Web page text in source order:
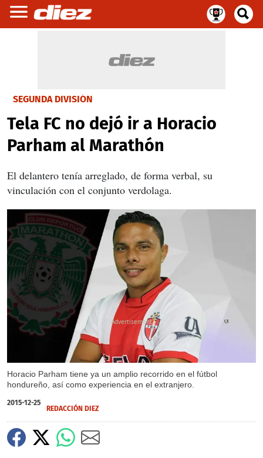
SEGUNDA DIVISIÓN
Tela FC no dejó ir a Horacio
Parham al Marathón
El delantero tenía arreglado, de forma verbal, su
vinculación con el conjunto verdolaga.
Horacio Parham tiene ya un amplio recorrido en el fútbol
hondureño, así como experiencia en el extranjero.
X
2015-12-25
REDACCIÓN DIEZ